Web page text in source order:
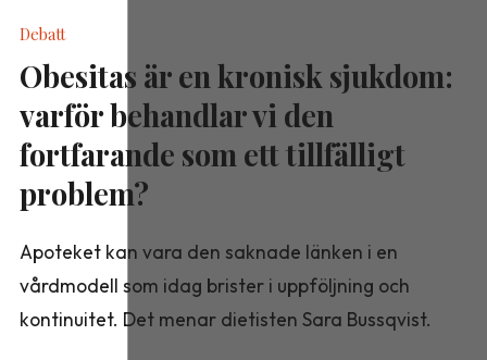
Debatt
Obesitas är en kronisk sjukdom:
varför behandlar vi den
fortfarande som ett tillfälligt
problem?
Apoteket kan vara den saknade länken i en
vårdmodell som idag brister i uppföljning och
kontinuitet. Det menar dietisten Sara Bussqvist.